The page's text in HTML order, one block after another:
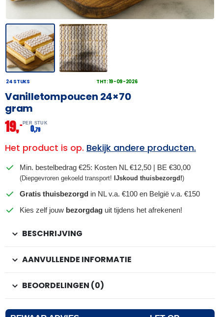
24 STUKS THT: 19-09-2026
Vanilletompoucen 24×70
gram
19,– PER STUK
0,79
Het product is op. Bekijk andere producten.
Min. bestelbedrag €25: Kosten NL €12,50 | BE €30,00
(Diepgevroren gekoeld transport! IJskoud thuisbezorgd!)
Gratis thuisbezorgd in NL v.a. €100 en België v.a. €150
Kies zelf jouw bezorgdag uit tijdens het afrekenen!
BESCHRIJVING
AANVULLENDE INFORMATIE
BEOORDELINGEN (0)